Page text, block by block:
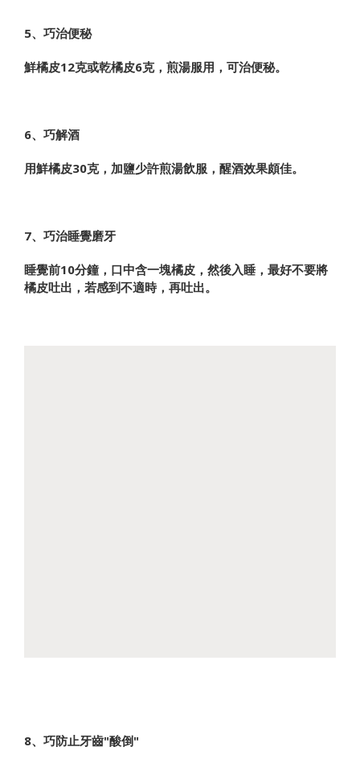
5、巧治便秘
鮮橘皮12克或乾橘皮6克，煎湯服用，可治便秘。
6、巧解酒
用鮮橘皮30克，加鹽少許煎湯飲服，醒酒效果頗佳。
7、巧治睡覺磨牙
睡覺前10分鐘，口中含一塊橘皮，然後入睡，最好不要將
橘皮吐出，若感到不適時，再吐出。
8、巧防止牙齒"酸倒"